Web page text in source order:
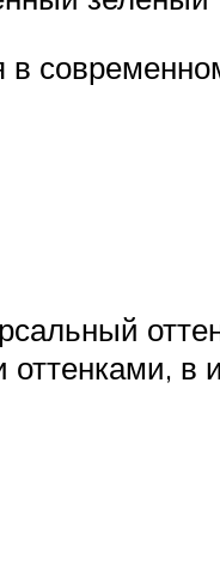
в
оттенками,